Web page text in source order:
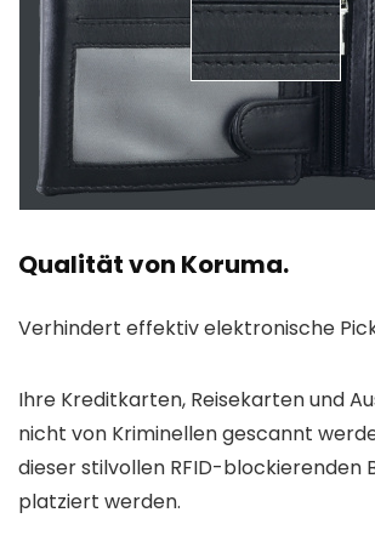
Qualität von Koruma.
Verhindert effektiv elektronische
Ihre Kreditkarten, Reisekarten und
nicht von Kriminellen gescannt
dieser stilvollen RFID-blockierenden
platziert werden.